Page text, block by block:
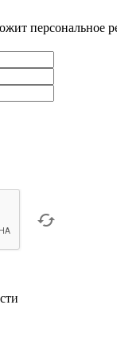
персональное